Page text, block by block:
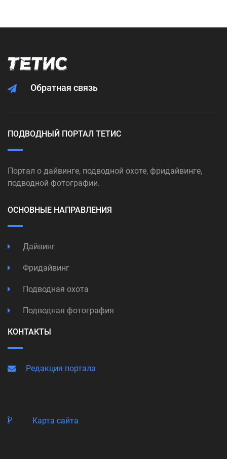
Обратная связь
ПОДВОДНЫЙ ПОРТАЛ ТЕТИС
Портал о дайвинге, подводной охоте, фридайвинге,
подводной фотографии.
ОСНОВНЫЕ НАПРАВЛЕНИЯ
Дайвинг
Фридайвинг
Подводная охота
Подводная фотография
КОНТАКТЫ
Редакция портала
Карта сайта